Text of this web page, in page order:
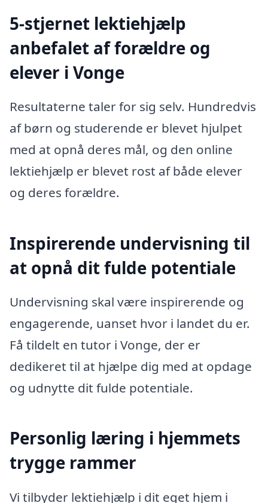
5-stjernet lektiehjælp
anbefalet af forældre og
elever i Vonge
Resultaterne taler for sig selv. Hundredvis
af børn og studerende er blevet hjulpet
med at opnå deres mål, og den online
lektiehjælp er blevet rost af både elever
og deres forældre.
Inspirerende undervisning til
at opnå dit fulde potentiale
Undervisning skal være inspirerende og
engagerende, uanset hvor i landet du er.
Få tildelt en tutor i Vonge, der er
dedikeret til at hjælpe dig med at opdage
og udnytte dit fulde potentiale.
Personlig læring i hjemmets
trygge rammer
Vi tilbyder lektiehjælp i dit eget hjem i